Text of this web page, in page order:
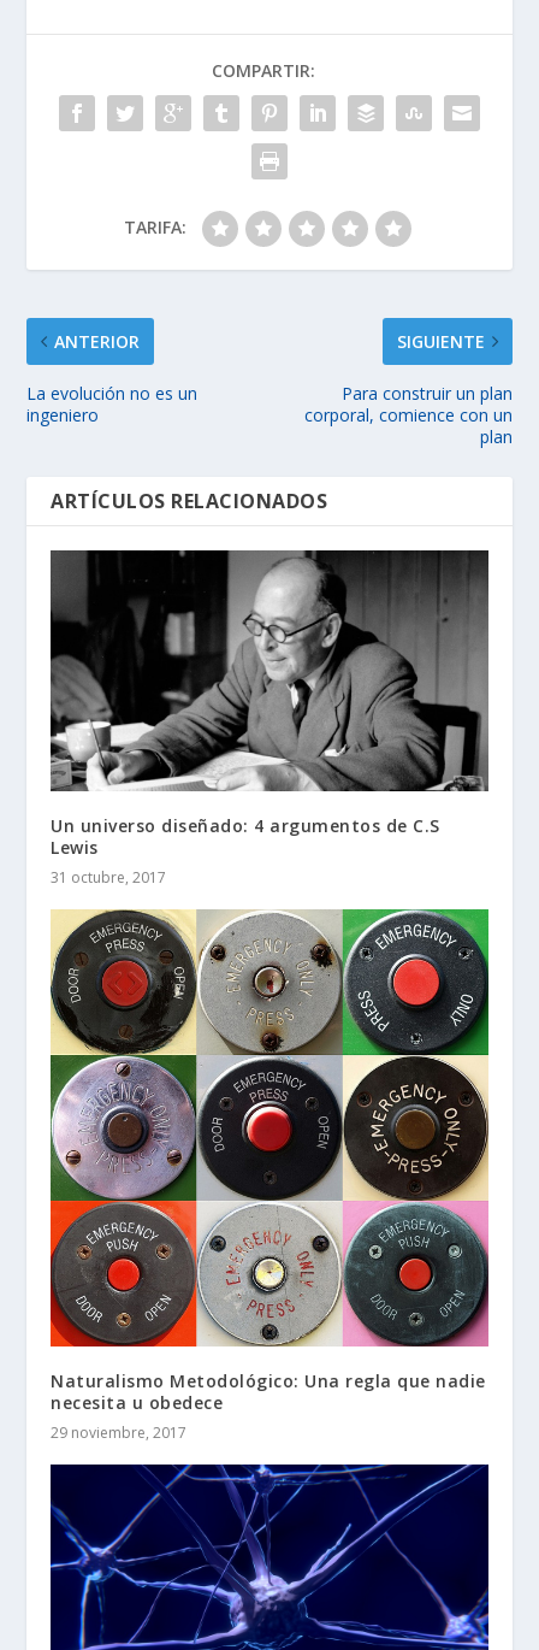
COMPARTIR:
TARIFA:
ANTERIOR
La evolución no es un
ingeniero
SIGUIENTE
Para construir un plan
corporal, comience con un
plan
ARTÍCULOS RELACIONADOS
Un universo diseñado: 4 argumentos de C.S
Lewis
31 octubre, 2017
Naturalismo Metodológico: Una regla que nadie
necesita u obedece
29 noviembre, 2017